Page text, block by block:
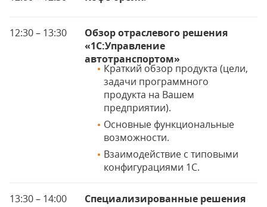
12:30 – 13:30
Обзор отраслевого решения
«1С:Управление
автотранспортом»
Краткий обзор продукта (цели,
задачи программного
продукта на Вашем
предприятии).
Основные функциональные
возможности.
Взаимодействие с типовыми
конфигурациями 1С.
13:30 – 14:00
Специализированные решения